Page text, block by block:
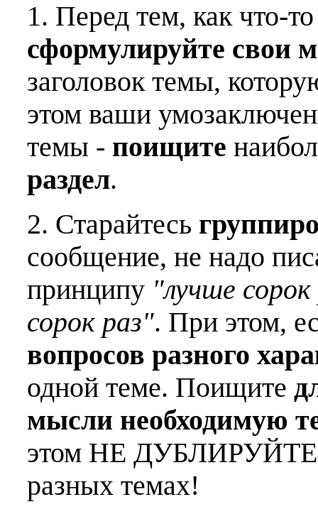
1. Перед тем, как что-
сформулируйте свои
заголовок темы,
этом ваши
темы - поищите
раздел.
2. Старайтесь
сообщение, не надо
принципу "лучше
сорок раз". При этом,
вопросов разного
одной теме. Поищите
мысли необходимую
этом НЕ ДУБЛИРУЙТЕ
разных темах!